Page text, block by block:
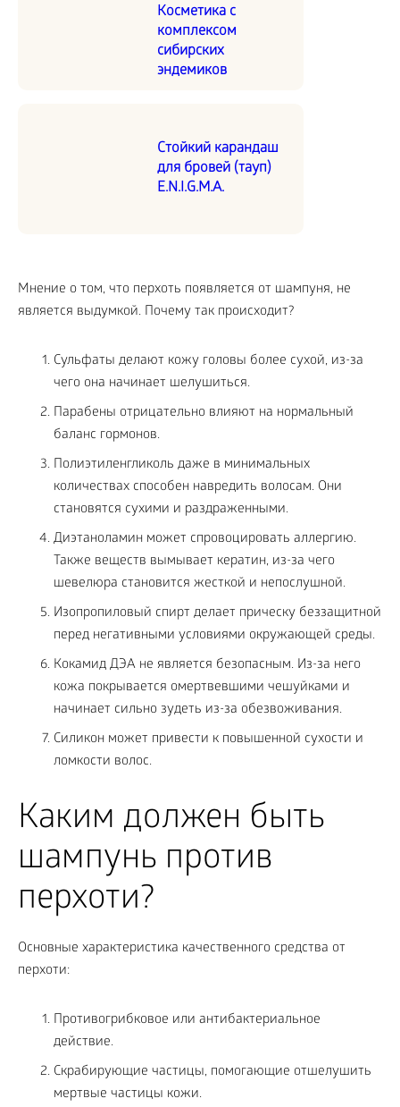
Косметика с
комплексом
сибирских
эндемиков
Стойкий карандаш
для бровей (тауп)
E.N.I.G.M.A.
Мнение о том, что перхоть появляется от шампуня, не
является выдумкой. Почему так происходит?
Сульфаты делают кожу головы более сухой, из-за
чего она начинает шелушиться.
Парабены отрицательно влияют на нормальный
баланс гормонов.
Полиэтиленгликоль даже в минимальных
количествах способен навредить волосам. Они
становятся сухими и раздраженными.
Диэтаноламин может спровоцировать аллергию.
Также веществ вымывает кератин, из-за чего
шевелюра становится жесткой и непослушной.
Изопропиловый спирт делает прическу беззащитной
перед негативными условиями окружающей среды.
Кокамид ДЭА не является безопасным. Из-за него
кожа покрывается омертвевшими чешуйками и
начинает сильно зудеть из-за обезвоживания.
Силикон может привести к повышенной сухости и
ломкости волос.
Каким должен быть
шампунь против
перхоти?
Основные характеристика качественного средства от
перхоти:
Противогрибковое или антибактериальное
действие.
Скрабирующие частицы, помогающие отшелушить
мертвые частицы кожи.